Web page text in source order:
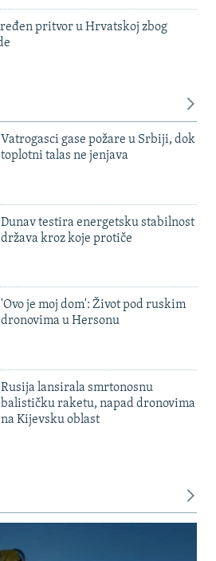
pritvor u Hrvatskoj zbog
Vatrogasci gase požare u Srbiji, dok
toplotni talas ne jenjava
Dunav testira energetsku stabilnost
država kroz koje protiče
'Ovo je moj dom': Život pod ruskim
dronovima u Hersonu
Rusija lansirala smrtonosnu
balističku raketu, napad dronovima
na Kijevsku oblast